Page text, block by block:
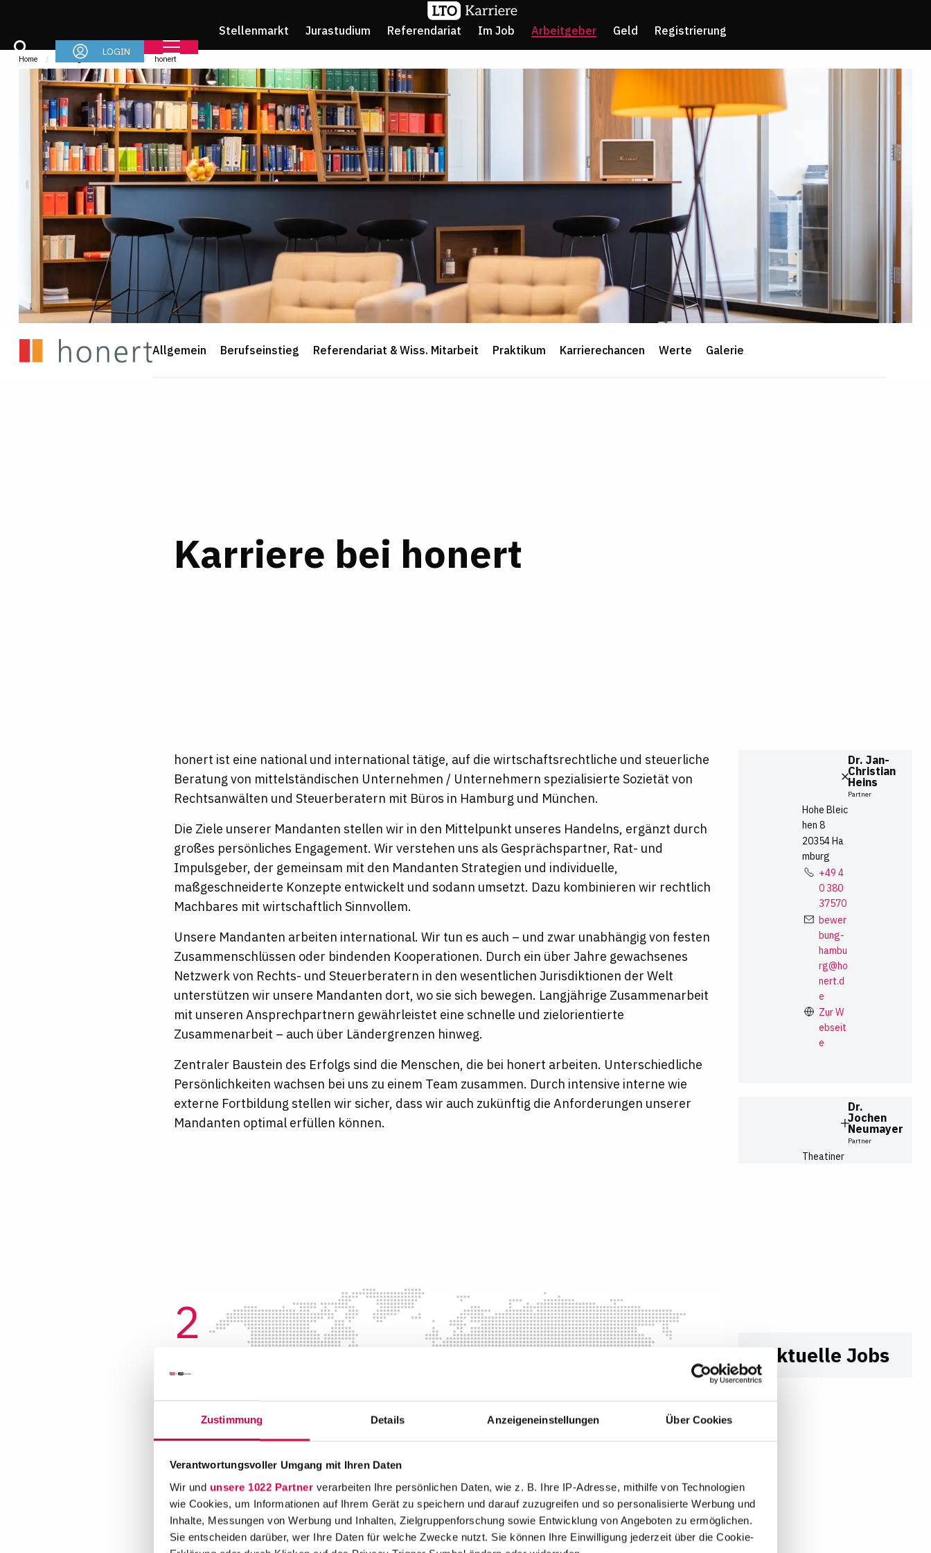
Zustimmung Details Anzeigeneinstellungen Über Cookies
Verantwortungsvoller Umgang mit Ihren Daten
Wir und unsere 1022 Partner verarbeiten Ihre persönlichen Daten, wie z. B. Ihre IP-Adresse, mithilfe von Technologien
wie Cookies, um Informationen auf Ihrem Gerät zu speichern und darauf zuzugreifen und so personalisierte Werbung und
Inhalte, Messungen von Werbung und Inhalten, Zielgruppenforschung sowie Entwicklung von Angeboten zu ermöglichen.
Sie entscheiden darüber, wer Ihre Daten für welche Zwecke nutzt. Sie können Ihre Einwilligung jederzeit über die Cookie-
Stellenmarkt Jurastudium Referendariat Im Job Arbeitgeber Geld Registrierung
LOGIN
Home Arbeitgeber honert
Allgemein Berufseinstieg Referendariat & Wiss. Mitarbeit Praktikum Karrierechancen Werte Galerie
Karriere bei honert
honert ist eine national und international tätige, auf die wirtschaftsrechtliche und steuerliche
Beratung von mittelständischen Unternehmen / Unternehmern spezialisierte Sozietät von
Rechtsanwälten und Steuerberatern mit Büros in Hamburg und München.
Die Ziele unserer Mandanten stellen wir in den Mittelpunkt unseres Handelns, ergänzt durch
großes persönliches Engagement. Wir verstehen uns als Gesprächspartner, Rat- und
Impulsgeber, der gemeinsam mit den Mandanten Strategien und individuelle,
maßgeschneiderte Konzepte entwickelt und sodann umsetzt. Dazu kombinieren wir rechtlich
Machbares mit wirtschaftlich Sinnvollem.
Unsere Mandanten arbeiten international. Wir tun es auch – und zwar unabhängig von festen
Zusammenschlüssen oder bindenden Kooperationen. Durch ein über Jahre gewachsenes
Netzwerk von Rechts- und Steuerberatern in den wesentlichen Jurisdiktionen der Welt
unterstützen wir unsere Mandanten dort, wo sie sich bewegen. Langjährige Zusammenarbeit
mit unseren Ansprechpartnern gewährleistet eine schnelle und zielorientierte
Zusammenarbeit – auch über Ländergrenzen hinweg.
Zentraler Baustein des Erfolgs sind die Menschen, die bei honert arbeiten. Unterschiedliche
Persönlichkeiten wachsen bei uns zu einem Team zusammen. Durch intensive interne wie
externe Fortbildung stellen wir sicher, dass wir auch zukünftig die Anforderungen unserer
Mandanten optimal erfüllen können.
2
national
honert- Hamburg
+49 40 38037570
hamburg@honert.de
honert- München
muenchen@honert.de
Dr. Jan-
Christian
Heins
Partner
Hohe Bleic
hen 8
20354 Ha
mburg
+49 4
0 380
37570
bewer
bung-
hambu
rg@ho
nert.d
e
Zur W
ebseit
e
Dr.
Jochen
Neumayer
Partner
Theatiner
Zur W
Aktuelle Jobs